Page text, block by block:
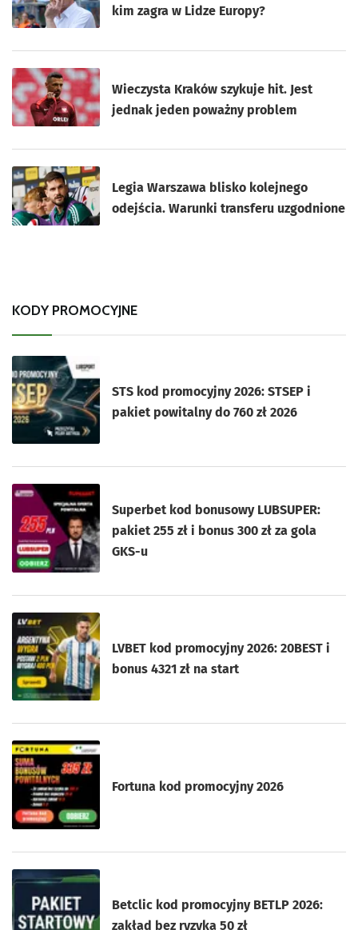
kim zagra w Lidze Europy?
Wieczysta Kraków szykuje hit. Jest
jednak jeden poważny problem
Legia Warszawa blisko kolejnego
odejścia. Warunki transferu uzgodnione
KODY PROMOCYJNE
STS kod promocyjny 2026: STSEP i
pakiet powitalny do 760 zł 2026
Superbet kod bonusowy LUBSUPER:
pakiet 255 zł i bonus 300 zł za gola
GKS-u
LVBET kod promocyjny 2026: 20BEST i
bonus 4321 zł na start
Fortuna kod promocyjny 2026
Betclic kod promocyjny BETLP 2026:
zakład bez ryzyka 50 zł